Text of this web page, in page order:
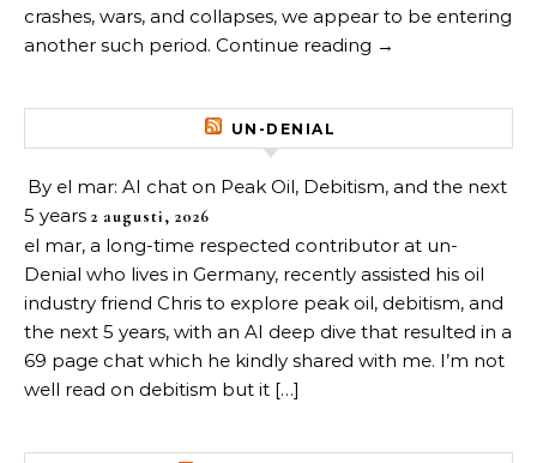
crashes, wars, and collapses, we appear to be entering
another such period. Continue reading →
UN-DENIAL
By el mar: AI chat on Peak Oil, Debitism, and the next
5 years 2 augusti, 2026
el mar, a long-time respected contributor at un-
Denial who lives in Germany, recently assisted his oil
industry friend Chris to explore peak oil, debitism, and
the next 5 years, with an AI deep dive that resulted in a
69 page chat which he kindly shared with me. I’m not
well read on debitism but it […]